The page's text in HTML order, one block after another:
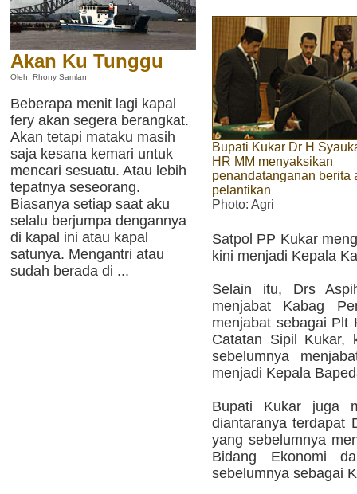
Akan Ku Tunggu
Oleh: Rhony Samlan
Beberapa menit lagi kapal
fery akan segera berangkat.
Akan tetapi mataku masih
saja kesana kemari untuk
mencari sesuatu. Atau lebih
tepatnya seseorang.
Biasanya setiap saat aku
selalu berjumpa dengannya
di kapal ini atau kapal
satunya. Mengantri atau
sudah berada di ...
Bupati Kukar Dr H
HR MM menyaksikan
penandatanganan berita
pelantikan
Photo: Agri
Satpol PP Kukar
kini menjadi Kepala
Selain itu, Drs
menjabat Kabag
menjabat sebagai Plt
Catatan Sipil Kukar,
sebelumnya
menjadi Kepala
Bupati Kukar juga
diantaranya terdapat
yang sebelumnya
Bidang Ekonomi
sebelumnya sebagai